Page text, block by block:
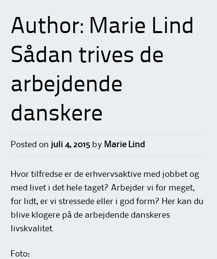
Author: Marie Lind
Sådan trives de
arbejdende
danskere
Posted on juli 4, 2015 by Marie Lind
Hvor tilfredse er de erhvervsaktive med jobbet og
med livet i det hele taget? Arbejder vi for meget,
for lidt, er vi stressede eller i god form? Her kan du
blive klogere på de arbejdende danskeres
livskvalitet.
Foto: